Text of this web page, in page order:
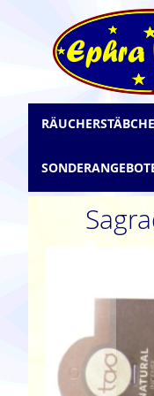
Inhalt
springen